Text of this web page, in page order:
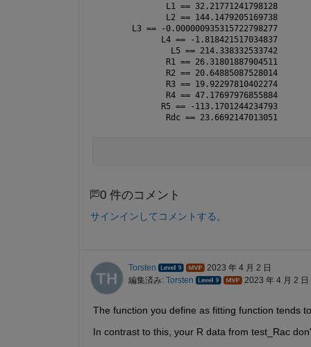
       L1 == 32.21771241798128
       L2 == 144.1479205169738
L3 == -0.000000935315722798277
      L4 == -1.818421517034837
        L5 == 214.338332533742
       R1 == 26.31801887904511
       R2 == 20.64885087528014
       R3 == 19.92297810402274
       R4 == 47.17697976855884
      R5 == -113.1701244234793
       Rdc == 23.6692147013051
0 件のコメント
サインインしてコメントする。
Torsten
2023 年 4 月 2 日
編集済み: Torsten 2023 年 4 月 2 日
The function you define as fitting function tends
In contrast to this, your R data from test_Rac